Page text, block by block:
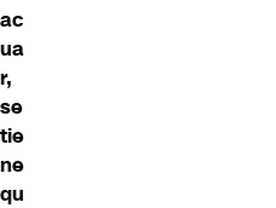
ac
ua
r,
se
tie
ne
qu